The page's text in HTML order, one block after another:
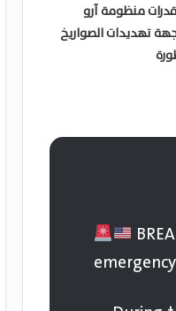
قدرات منظومة آرو
تهديدات الصواريخ